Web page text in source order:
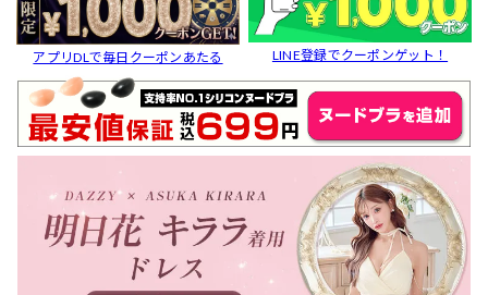
アプリDLで毎日クーポンあたる LINE登録でクーポンゲット！